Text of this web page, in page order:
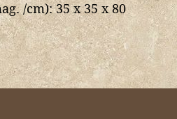
/cm):35 x 35 x 80